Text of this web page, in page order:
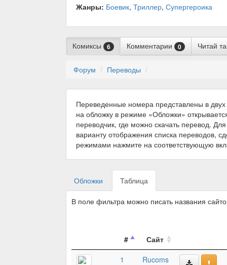
Жанры: Боевик, Триллер, Супергероика
Комиксы 6 Комментарии 0 Читай
Форум Переводы
Переведенные номера представлены в
на обложку в режиме «Обложки»
переводчик, где можно скачать перевод.
варианту отображения списка переводов,
режимами нажмите на соответствующую
Обложки Таблица
В поле фильтра можно писать названия
#
Сайт
1
Rucoms